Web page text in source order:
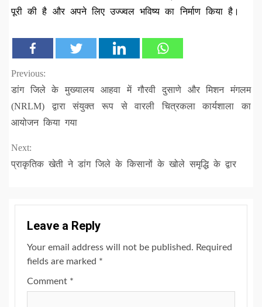
पूरी की है और अपने लिए उज्ज्वल भविष्य का निर्माण किया है।
Continue
Reading
Previous:
डांग जिले के मुख्यालय आहवा में गौरवी दुसाणे और मिशन मंगलम
(NRLM) द्वारा संयुक्त रूप से वारली चित्रकला कार्यशाला का
आयोजन किया गया
Next:
प्राकृतिक खेती ने डांग जिले के किसानों के खोले समृद्धि के द्वार
Leave a Reply
Your email address will not be published. Required
fields are marked *
Comment *